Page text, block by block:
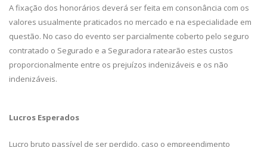
A fixação dos honorários deverá ser feita em consonância com os
valores usualmente praticados no mercado e na especialidade em
questão. No caso do evento ser parcialmente coberto pelo seguro
contratado o Segurado e a Seguradora ratearão estes custos
proporcionalmente entre os prejuízos indenizáveis e os não
indenizáveis.
Lucros Esperados
Lucro bruto passível de ser perdido, caso o empreendimento